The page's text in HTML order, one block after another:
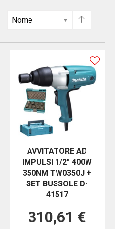
AVVITATORE AD
IMPULSI 1/2" 400W
350NM TW0350J +
SET BUSSOLE D-
41517
310,61 €